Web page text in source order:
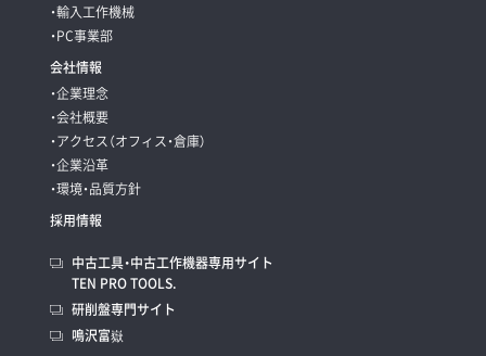
・輸入工作機械
・PC事業部
会社情報
・企業理念
・会社概要
・アクセス（オフィス・倉庫）
・企業沿革
・環境・品質方針
採用情報
中古工具・中古工作機器専用サイト
TEN PRO TOOLS.
研削盤専門サイト
鳴沢富嶽